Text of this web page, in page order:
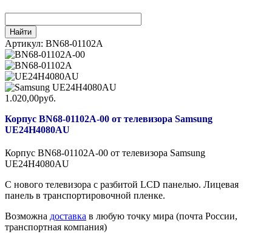
Артикул: BN68-01102A
1.020,00руб.
Корпус BN68-01102A-00 от телевизора Samsung
UE24H4080AU
Корпус BN68-01102A-00 от телевизора Samsung
UE24H4080AU
С нового телевизора с разбитой LCD панелью. Лицевая
панель в транспортировочной пленке.
Возможна доставка в любую точку мира (почта России,
транспортная компания)